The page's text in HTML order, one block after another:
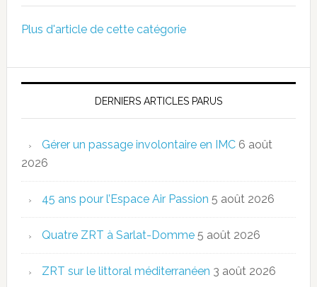
Plus d'article de cette catégorie
DERNIERS ARTICLES PARUS
Gérer un passage involontaire en IMC 6 août
2026
45 ans pour l’Espace Air Passion 5 août 2026
Quatre ZRT à Sarlat-Domme 5 août 2026
ZRT sur le littoral méditerranéen 3 août 2026